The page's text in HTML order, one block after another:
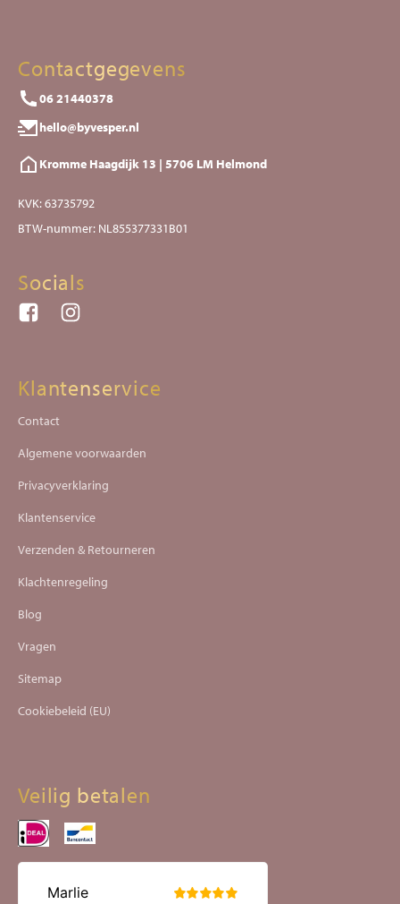
Contactgegevens
06 21440378
hello@byvesper.nl
Kromme Haagdijk 13 | 5706 LM Helmond
KVK: 63735792
BTW-nummer: NL855377331B01
Socials
Klantenservice
Contact
Algemene voorwaarden
Privacyverklaring
Klantenservice
Verzenden & Retourneren
Klachtenregeling
Blog
Vragen
Sitemap
Cookiebeleid (EU)
Veilig betalen